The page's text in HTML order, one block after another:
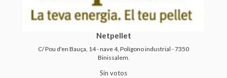
Netpellet
C/ Pou d'en Bauça, 14 - nave 4, Polígono industrial - 7350
Binissalem.
Sin votos